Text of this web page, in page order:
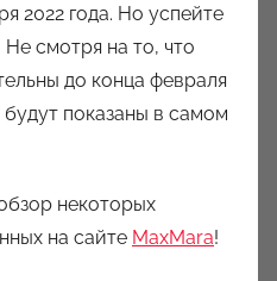
a
u
k
c
n
y
2022 года. Но успейте
Не смотря на то, что
до конца февраля
показаны в самом
некоторых
на сайте MaxMara!